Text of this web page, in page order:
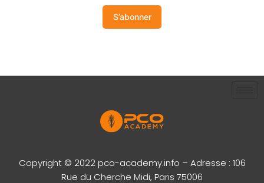
S’abonner
Copyright © 2022 pco-academy.info – Adresse : 106
Rue du Cherche Midi, Paris 75006